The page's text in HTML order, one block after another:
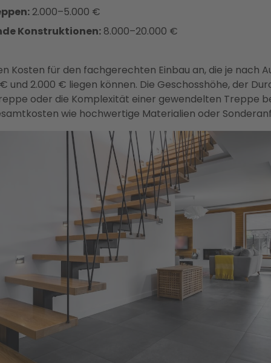
2.000–5.000 €
Konstruktionen: 8.000–20.000 €
Kosten für den fachgerechten Einbau an, die je nach
und 2.000 € liegen können. Die Geschosshöhe, der
oder die Komplexität einer gewendelten Treppe
wie hochwertige Materialien oder